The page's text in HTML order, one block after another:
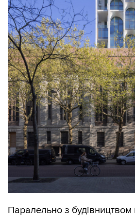
Паралельно з будівництвом